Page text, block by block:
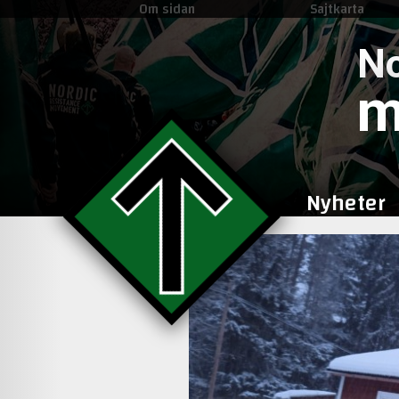
Om sidan Sajtkarta
Nyheter